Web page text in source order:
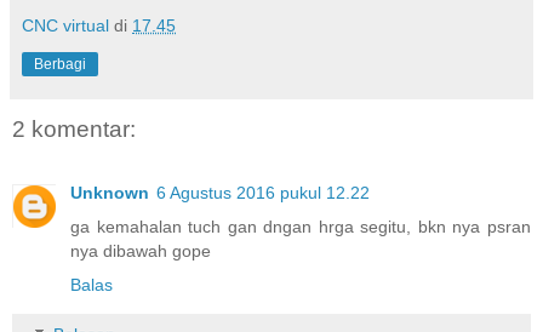
CNC virtual di 17.45
Berbagi
2 komentar:
Unknown 6 Agustus 2016 pukul 12.22
ga kemahalan tuch gan dngan hrga segitu, bkn nya psran
nya dibawah gope
Balas